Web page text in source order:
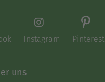
Instagram Pinterest
uns